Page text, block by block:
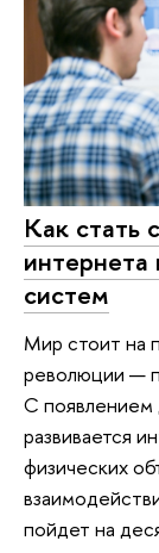
Как стать
систем
Мир стоит на
революции —
С появлением
развивается
физических
пойдет на